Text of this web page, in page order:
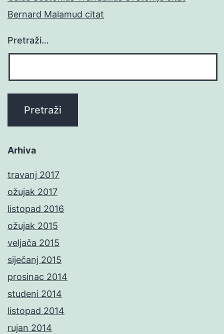
Bernard Malamud citat
Pretraži…
Arhiva
travanj 2017
ožujak 2017
listopad 2016
ožujak 2015
veljača 2015
siječanj 2015
prosinac 2014
studeni 2014
listopad 2014
rujan 2014